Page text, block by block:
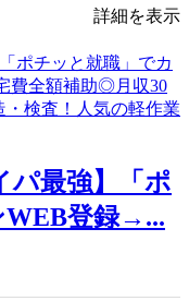
詳細を表示
パ最強】「ポ
WEB登録→...